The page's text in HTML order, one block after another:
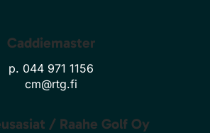
Caddiemaster
p. 044 971 1156
cm@rtg.fi
/ Raahe Golf Oy